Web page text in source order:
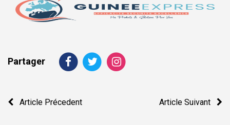
Partager
Navigation
Article Précedent Article Suivant